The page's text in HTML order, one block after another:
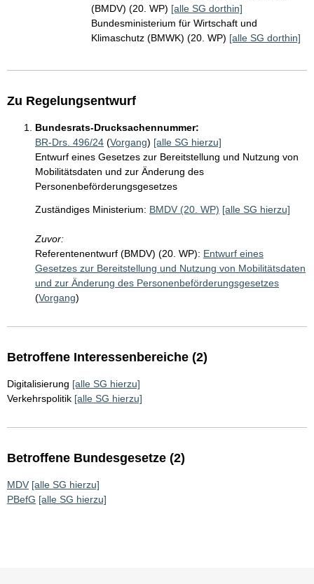
(BMDV) (20. WP) [alle SG dorthin]
Bundesministerium für Wirtschaft und
Klimaschutz (BMWK) (20. WP) [alle SG dorthin]
Zu Regelungsentwurf
Bundesrats-Drucksachennummer:
BR-Drs. 496/24 (Vorgang) [alle SG hierzu]
Entwurf eines Gesetzes zur Bereitstellung und Nutzung von
Mobilitätsdaten und zur Änderung des
Personenbeförderungsgesetzes
Zuständiges Ministerium: BMDV (20. WP) [alle SG hierzu]
Zuvor:
Referentenentwurf (BMDV) (20. WP): Entwurf eines
Gesetzes zur Bereitstellung und Nutzung von Mobilitätsdaten
und zur Änderung des Personenbeförderungsgesetzes
(Vorgang)
Betroffene Interessenbereiche (2)
Digitalisierung [alle SG hierzu]
Verkehrspolitik [alle SG hierzu]
Betroffene Bundesgesetze (2)
MDV [alle SG hierzu]
PBefG [alle SG hierzu]